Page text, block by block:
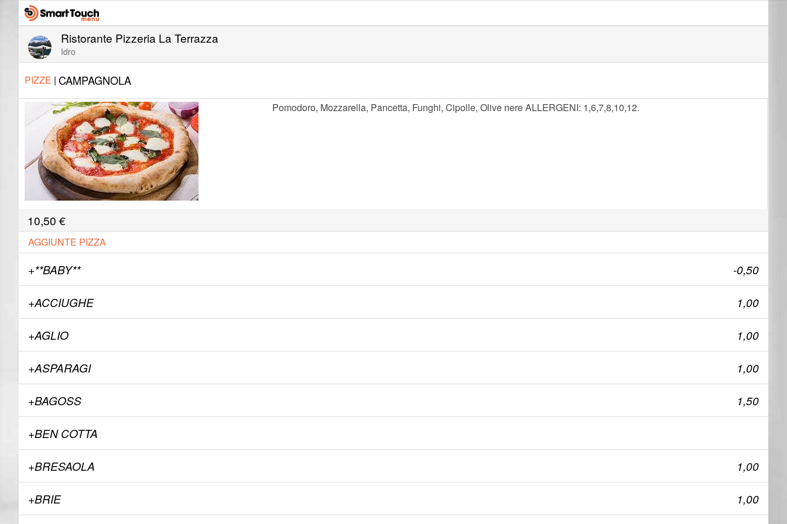
Ristorante Pizzeria La Terrazza
Idro
PIZZE | CAMPAGNOLA
Pomodoro, Mozzarella, Pancetta, Funghi, Cipolle, Olive nere ALLERGENI: 1,6,7,8,10,12.
10,50 €
AGGIUNTE PIZZA
+**BABY** -0,50
+ACCIUGHE 1,00
+AGLIO 1,00
+ASPARAGI 1,00
+BAGOSS 1,50
+BEN COTTA
+BRESAOLA 1,00
+BRIE 1,00